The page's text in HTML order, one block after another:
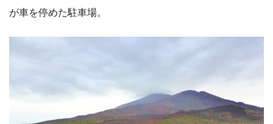
が車を停めた駐車場。